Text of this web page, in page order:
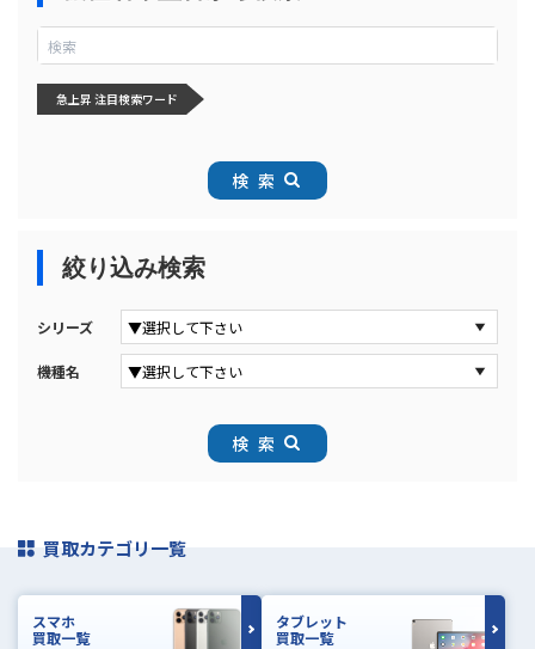
急上昇 注目検索ワード
検索
絞り込み検索
シリーズ
機種名
検索
買取カテゴリ一覧
スマホ
買取一覧
タブレット
買取一覧